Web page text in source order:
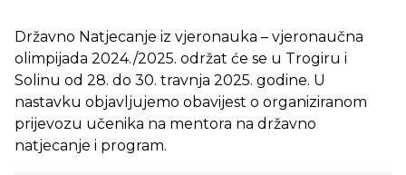
Državno Natjecanje iz vjeronauka – vjeronaučna
olimpijada 2024./2025. održat će se u Trogiru i
Solinu od 28. do 30. travnja 2025. godine. U
nastavku objavljujemo obavijest o organiziranom
prijevozu učenika na mentora na državno
natjecanje i program.